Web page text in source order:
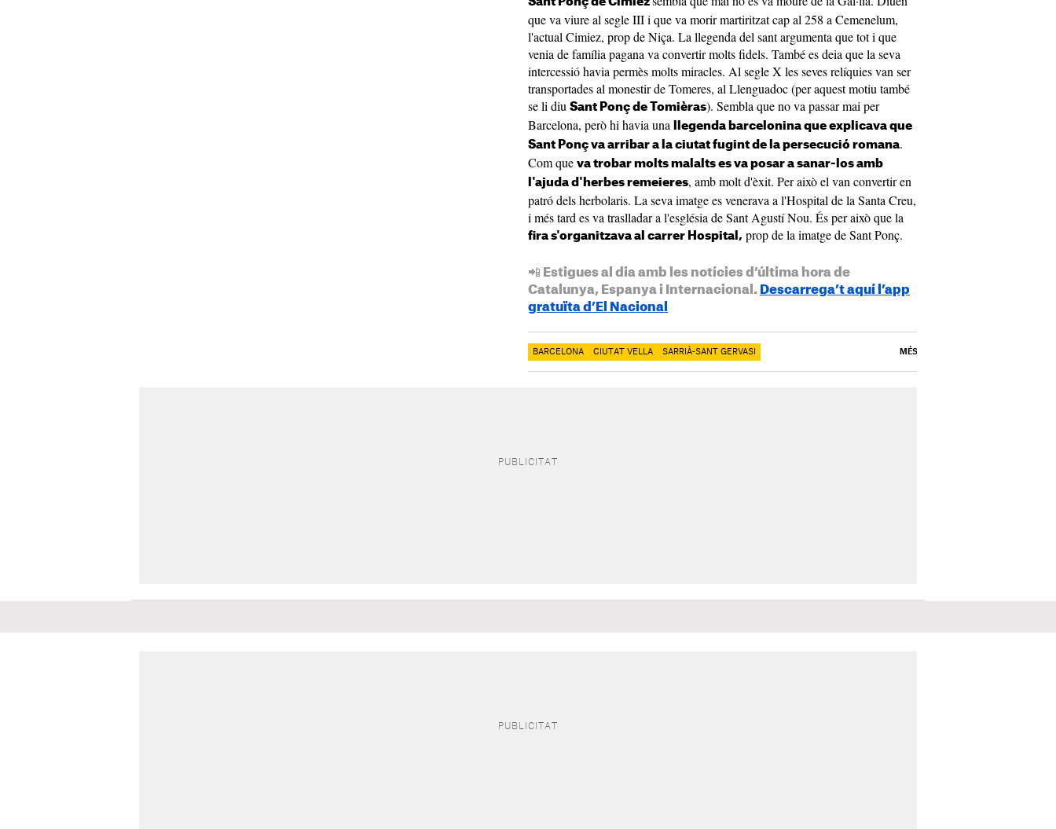
que va viure al segle III i que va morir martiritzat cap al 258 a Cemenelum,
l'actual Cimiez, prop de Niça. La llegenda del sant argumenta que tot i que
venia de família pagana va convertir molts fidels. També es deia que la seva
intercessió havia permès molts miracles. Al segle X les seves relíquies van ser
transportades al monestir de Tomeres, al Llenguadoc (per aquest motiu també
se li diu Sant Ponç de Tomièras). Sembla que no va passar mai per
Barcelona, però hi havia una
llegenda barcelonina que explicava que
Sant Ponç va arribar a la ciutat fugint de la persecució romana.
Com que va trobar molts malalts es va posar a sanar-los amb
l'ajuda d'herbes remeieres, amb molt d'èxit. Per això el van convertir en
patró dels herbolaris. La seva imatge es venerava a l'Hospital de la Santa Creu,
i més tard es va traslladar a l'església de Sant Agustí Nou. És per això que la
fira s'organitzava al carrer Hospital, prop de la imatge de Sant Ponç.
📲 Estigues al dia amb les notícies d’última hora de
Catalunya, Espanya i Internacional. Descarrega’t aquí l’app
gratuïta d’El Nacional
BARCELONA CIUTAT VELLA SARRIÀ-SANT GERVASI MÉS